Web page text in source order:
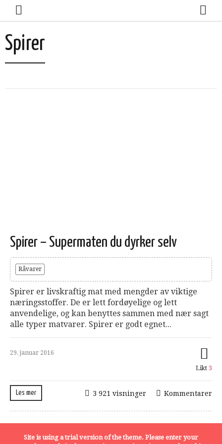
Spirer
Spirer – Supermaten du dyrker selv
Råvarer
Spirer er livskraftig mat med mengder av viktige
næringsstoffer. De er lett fordøyelige og lett
anvendelige, og kan benyttes sammen med nær sagt
alle typer matvarer. Spirer er godt egnet...
29. januar 2016
Likt 3
Les mer Kommentarer
3 921 visninger
Site is using a trial version of the theme. Please enter your